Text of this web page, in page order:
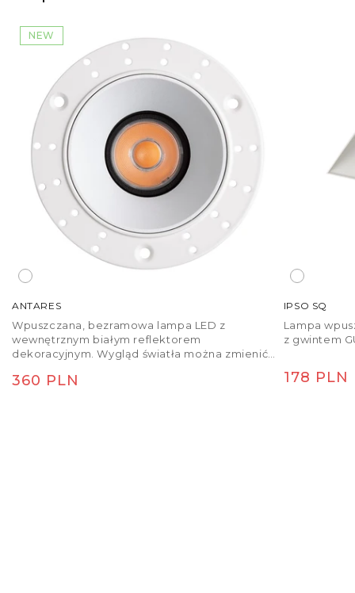
NEW
ANTARES
Wpuszczana, bezramowa lampa LED z
wewnętrznym białym reflektorem
dekoracyjnym. Wygląd światła można zmienić
ANTARES.
Cena regularna
360 PLN
IPSO SQ
Lampa
z gwintem
Cena
178 PLN